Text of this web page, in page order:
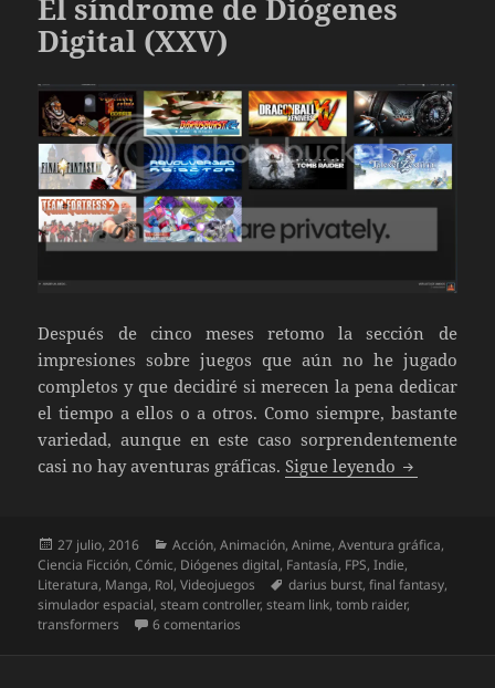
El síndrome de Diógenes
Digital (XXV)
Después de cinco meses retomo la sección de
impresiones sobre juegos que aún no he jugado
completos y que decidiré si merecen la pena dedicar
el tiempo a ellos o a otros. Como siempre, bastante
variedad, aunque en este caso sorprendentemente
casi no hay aventuras gráficas.Sigue leyendo El
Publicado
el
27 julio, 2016 Categorías
Acción,Animación,Anime,Aventura gráfica,
Ciencia Ficción,Cómic, Diógenes digital, Fantasía, FPS,Indie,
Literatura, Manga, Rol,Videojuegos Etiquetas
darius burst,final fantasy,
simulador espacial,steam controller,steam link,tomb raider,
transformers
6 comentarios